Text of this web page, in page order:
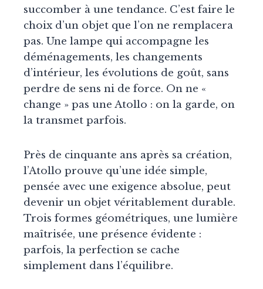
succomber à une tendance. C’est faire le
choix d’un objet que l’on ne remplacera
pas. Une lampe qui accompagne les
déménagements, les changements
d’intérieur, les évolutions de goût, sans
perdre de sens ni de force. On ne «
change » pas une Atollo : on la garde, on
la transmet parfois.
Près de cinquante ans après sa création,
l’Atollo prouve qu’une idée simple,
pensée avec une exigence absolue, peut
devenir un objet véritablement durable.
Trois formes géométriques, une lumière
maîtrisée, une présence évidente :
parfois, la perfection se cache
simplement dans l’équilibre.